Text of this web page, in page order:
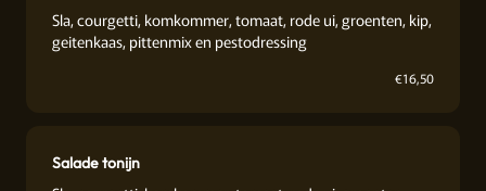
Sla, courgetti, komkommer, tomaat, rode ui, groenten, kip,
geitenkaas, pittenmix en pestodressing
€16,50
Salade tonijn